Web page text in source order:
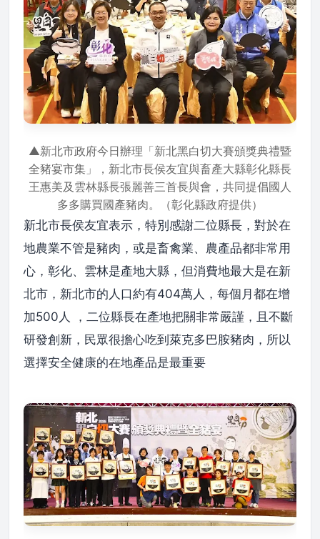
▲新北市政府今日辦理「新北黑白切大賽頒獎典禮暨
全豬宴市集」，新北市長侯友宜與畜產大縣彰化縣長
王惠美及雲林縣長張麗善三首長與會，共同提倡國人
多多購買國產豬肉。（彰化縣政府提供）
新北市長侯友宜表示，特別感謝二位縣長，對於在
地農業不管是豬肉，或是畜禽業、農產品都非常用
心，彰化、雲林是產地大縣，但消費地最大是在新
北市，新北市的人口約有404萬人，每個月都在增
加500人 ，二位縣長在產地把關非常嚴謹，且不斷
研發創新，民眾很擔心吃到萊克多巴胺豬肉，所以
選擇安全健康的在地產品是最重要